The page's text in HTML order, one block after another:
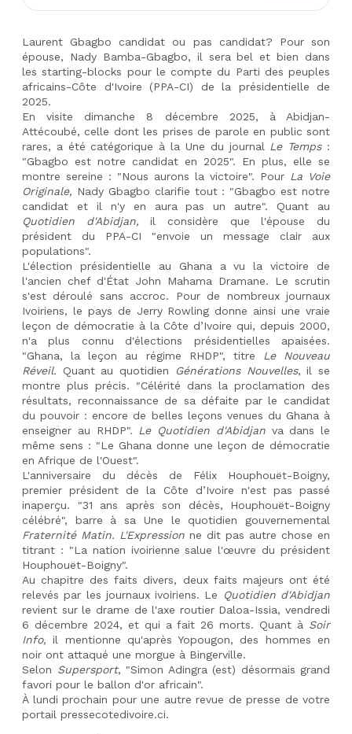
Laurent Gbagbo candidat ou pas candidat? Pour son
épouse, Nady Bamba-Gbagbo, il sera bel et bien dans
les starting-blocks pour le compte du Parti des peuples
africains-Côte d'Ivoire (PPA-CI) de la présidentielle de
2025.
En visite dimanche 8 décembre 2025, à Abidjan-
Attécoubé, celle dont les prises de parole en public sont
rares, a été catégorique à la Une du journal
Le Temps :
"Gbagbo est notre candidat en 2025". En plus, elle se
montre sereine : "Nous aurons la victoire". Pour La Voie
Originale, Nady Gbagbo clarifie tout : "Gbagbo est notre
Quotidien d'Abidjan, il considère que l'épouse du
président du PPA-CI "envoie un message clair aux
populations".
L'élection présidentielle au Ghana a vu la victoire de
l'ancien chef d'État John Mahama Dramane. Le scrutin
s'est déroulé sans accroc. Pour de nombreux journaux
Ivoiriens, le pays de Jerry Rowling donne ainsi une vraie
leçon de démocratie à la Côte d’Ivoire qui, depuis 2000,
n'a plus connu d'élections présidentielles apaisées.
"Ghana, la leçon au régime RHDP", titre
Le Nouveau
Réveil. Quant au quotidien Générations Nouvelles, il se
montre plus précis. "Célérité dans la proclamation des
résultats, reconnaissance de sa défaite par le candidat
du pouvoir : encore de belles leçons venues du Ghana à
enseigner au RHDP".
Le Quotidien d'Abidjan va dans le
même sens : "Le Ghana donne une leçon de démocratie
en Afrique de l'Ouest".
L'anniversaire du décès de Félix Houphouët-Boigny,
premier président de la Côte d’Ivoire n'est pas passé
inaperçu. "31 ans après son décès, Houphouët-Boigny
Fraternité Matin. L'Expression ne dit pas autre chose en
titrant : "La nation ivoirienne salue l'œuvre du président
Houphouët-Boigny".
Au chapitre des faits divers, deux faits majeurs ont été
relevés par les journaux ivoiriens. Le
Quotidien d'Abidjan
revient sur le drame de l'axe routier Daloa-Issia, vendredi
6 décembre 2024, et qui a fait 26 morts. Quant à Soir
Info, il mentionne qu'après Yopougon, des hommes en
noir ont attaqué une morgue à Bingerville.
Selon Supersport, "Simon Adingra (est) désormais grand
favori pour le ballon d'or africain".
À lundi prochain pour une autre revue de presse de votre
portail pressecotedivoire.ci.